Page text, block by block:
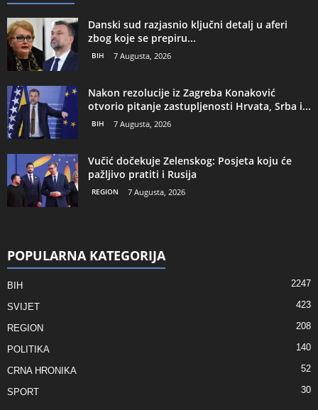
Danski sud razjasnio ključni detalj u aferi
zbog koje se prepiru...
BIH 7 Augusta, 2026
Nakon rezolucije iz Zagreba Konaković
otvorio pitanje zastupljenosti Hrvata, Srba i...
BIH 7 Augusta, 2026
Vučić dočekuje Zelenskog: Posjeta koju će
pažljivo pratiti i Rusija
REGION 7 Augusta, 2026
POPULARNA KATEGORIJA
BIH 2247
SVIJET 423
REGION 208
POLITIKA 140
CRNA HRONIKA 52
SPORT 30